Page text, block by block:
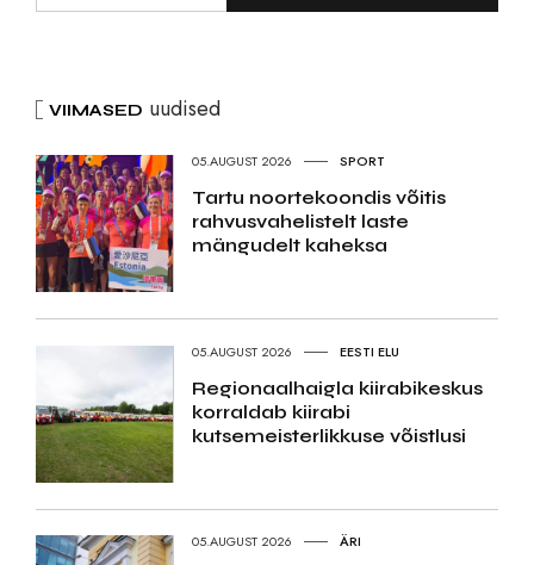
VIIMASED uudised
05.AUGUST 2026 SPORT
Tartu noortekoondis võitis
rahvusvahelistelt laste
mängudelt kaheksa
05.AUGUST 2026 EESTI ELU
Regionaalhaigla kiirabikeskus
korraldab kiirabi
kutsemeisterlikkuse võistlusi
05.AUGUST 2026 ÄRI